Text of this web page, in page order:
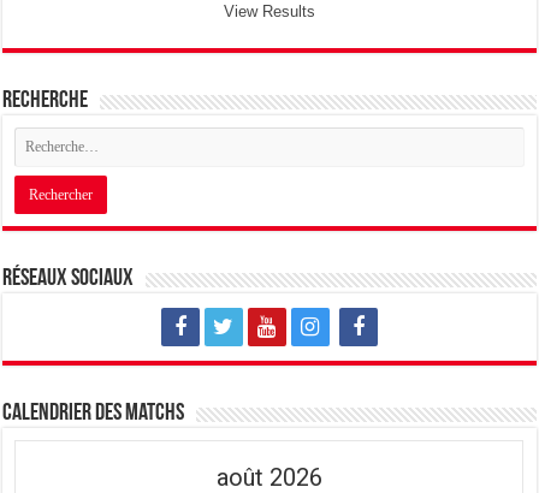
View Results
Recherche
Réseaux sociaux
Calendrier des matchs
août 2026